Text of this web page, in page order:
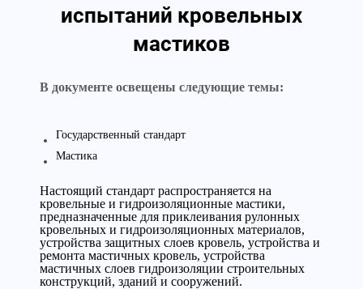
испытаний кровельных
мастиков
В документе освещены следующие темы:
Государственный стандарт
Мастика
Настоящий стандарт распространяется на
кровельные и гидроизоляционные мастики,
предназначенные для приклеивания рулонных
кровельных и гидроизоляционных материалов,
устройства защитных слоев кровель, устройства и
ремонта мастичных кровель, устройства
мастичных слоев гидроизоляции строительных
конструкций, зданий и сооружений.